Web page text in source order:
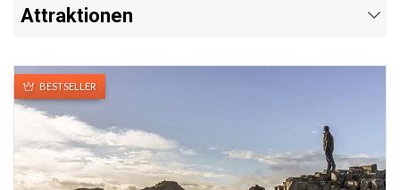
Attraktionen
BESTSELLER